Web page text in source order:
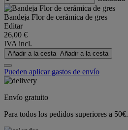
Bandeja Flor de cerámica de gres
Editar
26,00 €
IVA incl.
Añadir a la cesta Añadir a la cesta
Pueden aplicar gastos de envío
Envío gratuito
Para todos los pedidos superiores a 50€.